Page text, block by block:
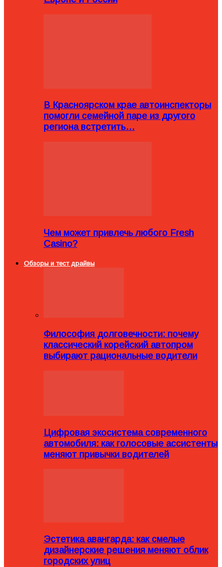
В Красноярском крае автоинспекторы
помогли семейной паре из другого
региона встретить…
Чем может привлечь любого Fresh
Casino?
Обзоры и тест драйвы
Философия долговечности: почему
классический корейский автопром
выбирают рациональные водители
Цифровая экосистема современного
автомобиля: как голосовые ассистенты
меняют привычки водителей
Эстетика авангарда: как смелые
дизайнерские решения меняют облик
городских улиц